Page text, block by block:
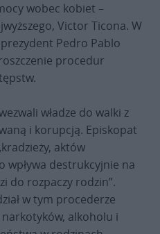
wobec kobiet –
Victor Ticona. W
Pedro Pablo
procedur
władze do walki z
i korupcją. Episkopat
aktów
wpływa destrukcyjnie na
do rozpaczy rodzin”.
w tym procederze
alkoholu i